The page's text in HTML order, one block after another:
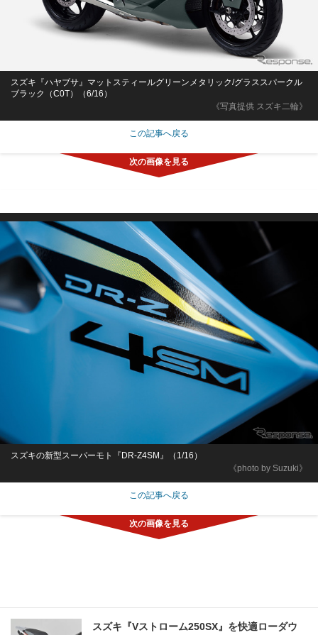
《写真提供 スズキ二輪》
スズキ『ハヤブサ』マットスティールグリーンメタリック/グラススパークル
ブラック（C0T）（6/16）
この記事へ戻る
《photo by Suzuki》
スズキの新型スーパーモト『DR-Z4SM』（1/16）
この記事へ戻る
スズキ『Vストローム250SX』を快適ローダウ